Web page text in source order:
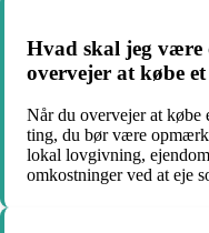
Hvad skal jeg
overvejer at købe
Når du overvejer at købe
ting, du bør være
lokal lovgivning,
omkostninger ved at eje